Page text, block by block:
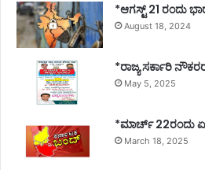
*ಆಗಸ್ಟ್ 21 ರಂದು
August 18, 2024
*ರಾಜ್ಯ ಸರ್ಕಾರಿ
May 5, 2025
*ಮಾರ್ಚ್ 22ರಂದು
March 18, 2025